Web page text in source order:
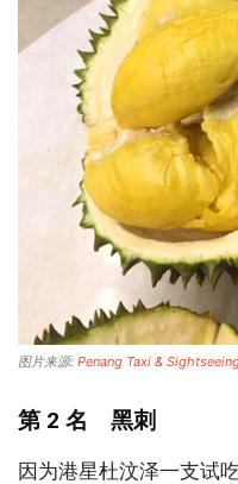
图片来源: Penang Taxi &
第 2 名 黑刺
因为港星杜汶泽一支试